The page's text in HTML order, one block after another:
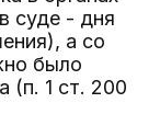
суде - дня
а со
было
(п. 1 ст. 200